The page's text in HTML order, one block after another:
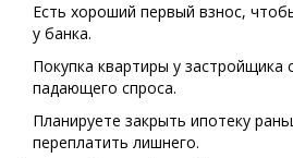
Есть хороший первый взнос,
у банка.
Покупка квартиры у застройщика
падающего спроса.
Планируете закрыть ипотеку
переплатить лишнего.